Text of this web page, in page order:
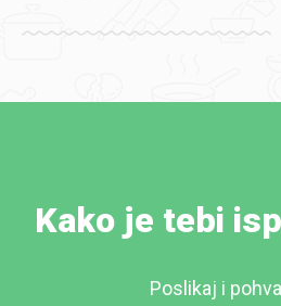
Kako je tebi
Poslikaj i